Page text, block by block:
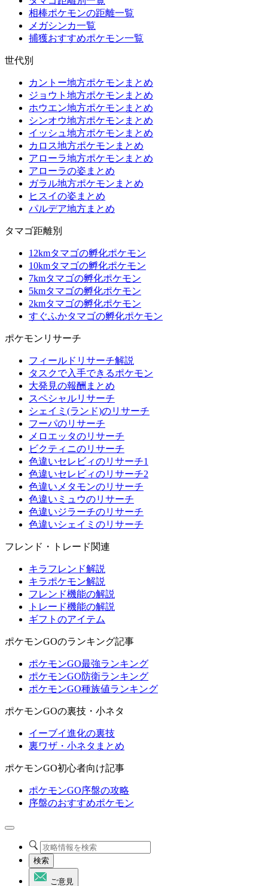
相棒ポケモンの距離一覧
メガシンカ一覧
捕獲おすすめポケモン一覧
世代別
カントー地方ポケモンまとめ
ジョウト地方ポケモンまとめ
ホウエン地方ポケモンまとめ
シンオウ地方ポケモンまとめ
イッシュ地方ポケモンまとめ
カロス地方ポケモンまとめ
アローラ地方ポケモンまとめ
アローラの姿まとめ
ガラル地方ポケモンまとめ
ヒスイの姿まとめ
パルデア地方まとめ
タマゴ距離別
12kmタマゴの孵化ポケモン
10kmタマゴの孵化ポケモン
7kmタマゴの孵化ポケモン
5kmタマゴの孵化ポケモン
2kmタマゴの孵化ポケモン
すぐふかタマゴの孵化ポケモン
ポケモンリサーチ
フィールドリサーチ解説
タスクで入手できるポケモン
大発見の報酬まとめ
スペシャルリサーチ
シェイミ(ランド)のリサーチ
フーパのリサーチ
メロエッタのリサーチ
ビクティニのリサーチ
色違いセレビィのリサーチ1
色違いセレビィのリサーチ2
色違いメタモンのリサーチ
色違いミュウのリサーチ
色違いジラーチのリサーチ
色違いシェイミのリサーチ
フレンド・トレード関連
キラフレンド解説
キラポケモン解説
フレンド機能の解説
トレード機能の解説
ギフトのアイテム
ポケモンGOのランキング記事
ポケモンGO最強ランキング
ポケモンGO防衛ランキング
ポケモンGO種族値ランキング
ポケモンGOの裏技・小ネタ
イーブイ進化の裏技
裏ワザ・小ネタまとめ
ポケモンGO初心者向け記事
ポケモンGO序盤の攻略
序盤のおすすめポケモン
検索
ご意見